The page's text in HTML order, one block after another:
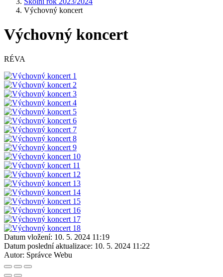
Výchovný koncert
Výchovný koncert
RÉVA
Datum vložení: 10. 5. 2024 11:19
Datum poslední aktualizace: 10. 5. 2024 11:22
Autor: Správce Webu